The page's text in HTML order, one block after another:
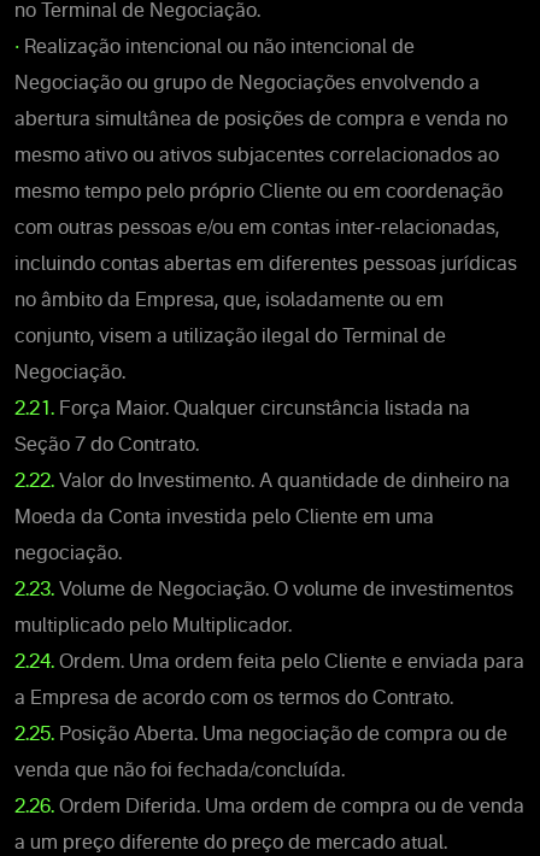
no Terminal de Negociação.
• Realização intencional ou não intencional de
Negociação ou grupo de Negociações envolvendo a
abertura simultânea de posições de compra e venda no
mesmo ativo ou ativos subjacentes correlacionados ao
mesmo tempo pelo próprio Cliente ou em coordenação
com outras pessoas e/ou em contas inter-relacionadas,
incluindo contas abertas em diferentes pessoas jurídicas
no âmbito da Empresa, que, isoladamente ou em
conjunto, visem a utilização ilegal do Terminal de
Negociação.
2.21. Força Maior. Qualquer circunstância listada na
Seção 7 do Contrato.
2.22. Valor do Investimento. A quantidade de dinheiro na
Moeda da Conta investida pelo Cliente em uma
negociação.
2.23. Volume de Negociação. O volume de investimentos
multiplicado pelo Multiplicador.
2.24. Ordem. Uma ordem feita pelo Cliente e enviada para
a Empresa de acordo com os termos do Contrato.
2.25. Posição Aberta. Uma negociação de compra ou de
venda que não foi fechada/concluída.
2.26. Ordem Diferida. Uma ordem de compra ou de venda
a um preço diferente do preço de mercado atual.